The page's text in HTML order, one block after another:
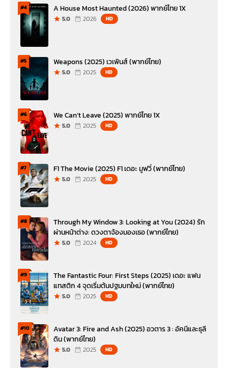
#4 A House Most Haunted (2026) พากย์ไทย 1X
5.0 2026 HD
#5 Weapons (2025) เวเพินส์ (พากย์ไทย)
5.0 2025 HD
#6 We Can’t Leave (2025) พากย์ไทย 1X
5.0 2025 HD
#7 F1 The Movie (2025) F1 เดอะ มูฟวี่ (พากย์ไทย)
5.0 2025 HD
#8
Through My Window 3: Looking at You (2024) รัก
ผ่านหน้าต่าง: ดวงตาจ้องมองเธอ (พากย์ไทย)
5.0 2024 HD
#9
The Fantastic Four: First Steps (2025) เดอะ แฟน
แทสติก 4 จุดเริ่มต้นปฐมบทใหม่ (พากย์ไทย)
5.0 2025 HD
#10
Avatar 3: Fire and Ash (2025) อวตาร 3 : อัคนีและธุลี
ดิน (พากย์ไทย)
5.0 2025 HD